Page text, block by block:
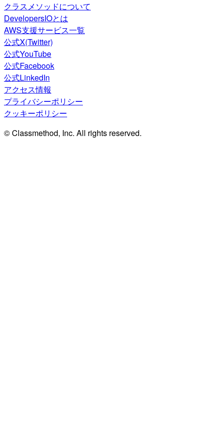
クラスメソッドについて
DevelopersIOとは
AWS支援サービス一覧
公式X(Twitter)
公式YouTube
公式Facebook
公式LinkedIn
アクセス情報
プライバシーポリシー
クッキーポリシー
© Classmethod, Inc. All rights reserved.